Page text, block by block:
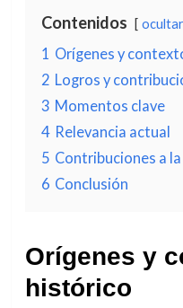
Contenidos ocultar
1 Orígenes y
2 Logros y
3 Momentos clave
4 Relevancia actual
5 Contribuciones a
6 Conclusión
Orígenes y
histórico